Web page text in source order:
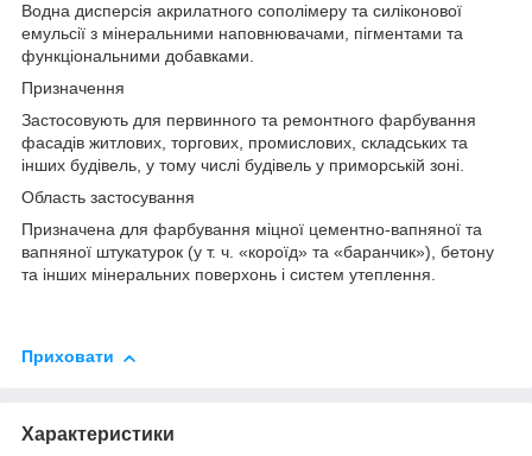
Водна дисперсія акрилатного сополімеру та силіконової
емульсії з мінеральними наповнювачами, пігментами та
функціональними добавками.
Призначення
Застосовують для первинного та ремонтного фарбування
фасадів житлових, торгових, промислових, складських та
інших будівель, у тому числі будівель у приморській зоні.
Область застосування
Призначена для фарбування міцної цементно-вапняної та
вапняної штукатурок (у т. ч. «короїд» та «баранчик»), бетону
та інших мінеральних поверхонь і систем утеплення.
Приховати
Характеристики